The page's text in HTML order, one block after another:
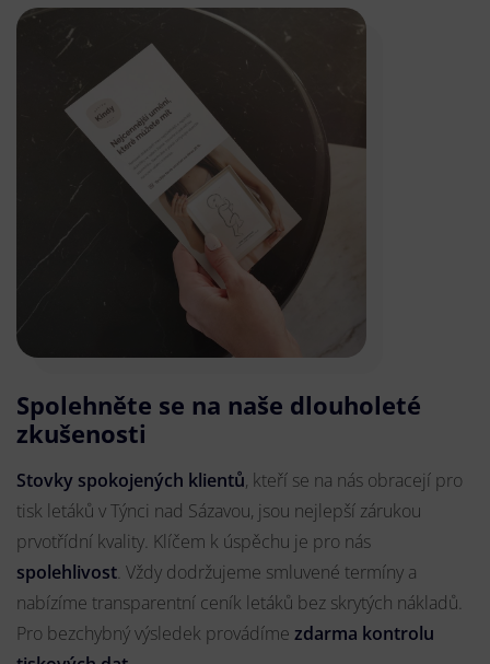
Spolehněte se na naše dlouholeté
zkušenosti
Stovky spokojených klientů, kteří se na nás obracejí pro
tisk letáků v Týnci nad Sázavou, jsou nejlepší zárukou
prvotřídní kvality. Klíčem k úspěchu je pro nás
spolehlivost. Vždy dodržujeme smluvené termíny a
nabízíme transparentní ceník letáků bez skrytých nákladů.
Pro bezchybný výsledek provádíme zdarma kontrolu